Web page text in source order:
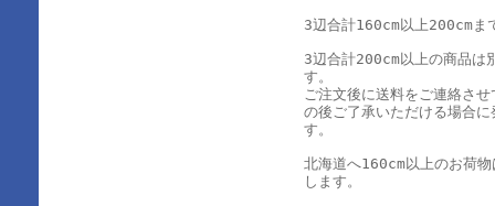
3辺合計160cm以上200cm
3辺合計200cm以上の商品は
す。
ご注文後に送料をご連絡さ
の後ご了承いただける場合
す。
北海道へ160cm以上のお荷
します。